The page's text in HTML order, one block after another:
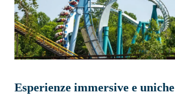
Esperienze immersive e uniche